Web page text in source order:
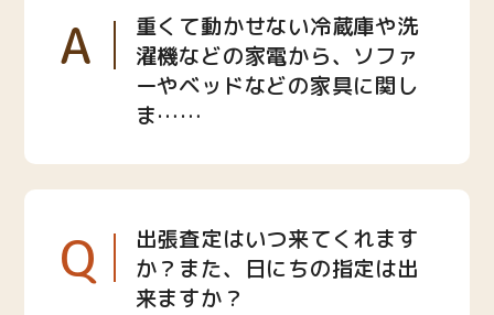
A
重くて動かせない冷蔵庫や洗
濯機などの家電から、ソファ
ーやベッドなどの家具に関し
ま……
Q
出張査定はいつ来てくれます
か？また、日にちの指定は出
来ますか？